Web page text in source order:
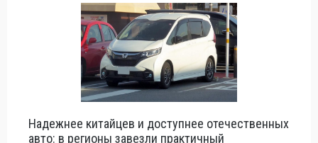
Надежнее китайцев и доступнее отечественных
авто: в регионы завезли практичный